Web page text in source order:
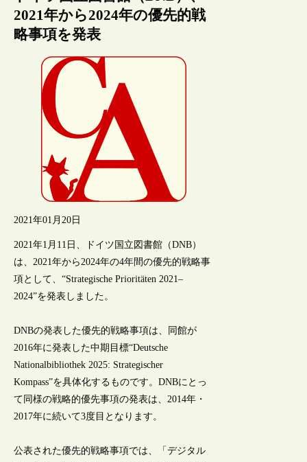
2021年から2024年の優先的戦
略事項を発表
2021年01月20日
2021年1月11日、ドイツ国立図書館（DNB）
は、2021年から2024年の4年間の優先的戦略事
項として、“Strategische Prioritäten 2021–
2024”を発表しました。
DNBの発表した優先的戦略事項は、同館が
2016年に発表した中期目標“Deutsche
Nationalbibliothek 2025: Strategischer
Kompass”を具体化するものです。DNBにとっ
て同様の戦略的優先事項の発表は、2014年・
2017年に続いて3度目となります。
公表された優先的戦略事項では、「デジタル